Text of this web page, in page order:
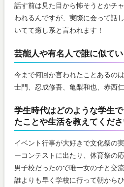
話す前は見た目から怖そうとかチ
われるんですが、実際に会って話
いてて癒し系と言われます！
芸能人や有名人で誰に似て
今まで何回か言われたことあるの
士門、忍成修吾、亀梨和也、赤西仁
学生時代はどのような学生
たことや生活を教えてくださ
イベント行事が大好きで文化祭の
ーコンテストに出たり、体育祭の
男子校だったので唯一女の子と交
誰よりも早く学校に行って朝から